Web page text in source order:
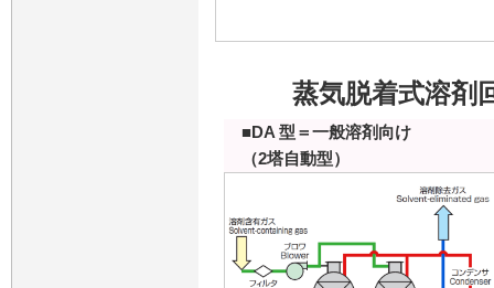
蒸気脱着式溶剤
■DA 型＝一般溶剤向け
（2塔自動型）